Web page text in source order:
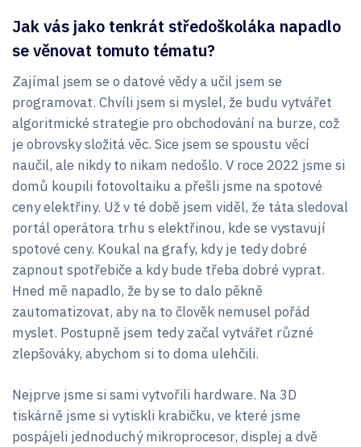
Jak vás jako tenkrát středoškoláka napadlo
se věnovat tomuto tématu?
Zajímal jsem se o datové vědy a učil jsem se
programovat. Chvíli jsem si myslel, že budu vytvářet
algoritmické strategie pro obchodování na burze, což
je obrovsky složitá věc. Sice jsem se spoustu věcí
naučil, ale nikdy to nikam nedošlo. V roce 2022 jsme si
domů koupili fotovoltaiku a přešli jsme na spotové
ceny elektřiny. Už v té době jsem viděl, že táta sledoval
portál operátora trhu s elektřinou, kde se vystavují
spotové ceny. Koukal na grafy, kdy je tedy dobré
zapnout spotřebiče a kdy bude třeba dobré vyprat.
Hned mě napadlo, že by se to dalo pěkně
zautomatizovat, aby na to člověk nemusel pořád
myslet. Postupně jsem tedy začal vytvářet různé
zlepšováky, abychom si to doma ulehčili.
Nejprve jsme si sami vytvořili hardware. Na 3D
tiskárně jsme si vytiskli krabičku, ve které jsme
pospájeli jednoduchý mikroprocesor, displej a dvě